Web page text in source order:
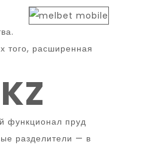
того, расширенная
функционал пруд
разделители — в